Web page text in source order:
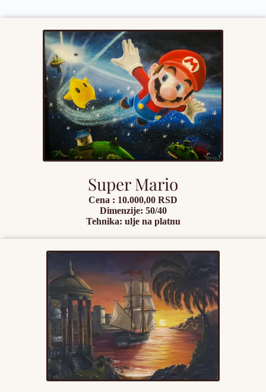
Super Mario
Cena : 10.000,00 RSD
Dimenzije: 50/40
Tehnika: ulje na platnu